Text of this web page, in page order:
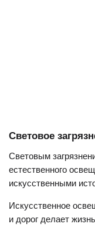
Световое
Световым
естественного
искусственными
Искусственное
и дорог делает